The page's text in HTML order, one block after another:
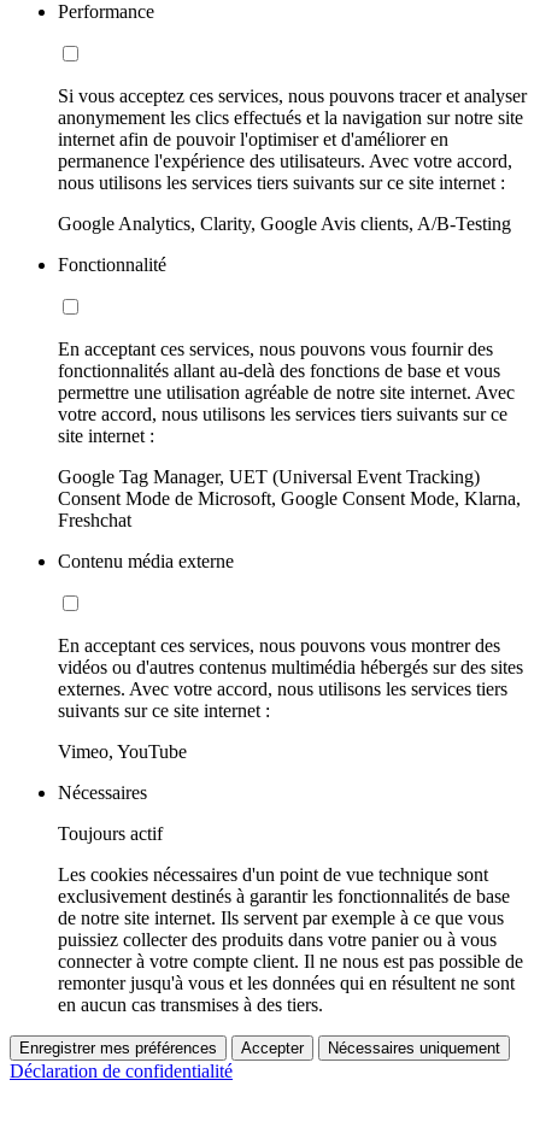
Performance
Si vous acceptez ces services, nous pouvons tracer et analyser
anonymement les clics effectués et la navigation sur notre site
internet afin de pouvoir l'optimiser et d'améliorer en
permanence l'expérience des utilisateurs. Avec votre accord,
nous utilisons les services tiers suivants sur ce site internet :
Google Analytics, Clarity, Google Avis clients, A/B-Testing
Fonctionnalité
En acceptant ces services, nous pouvons vous fournir des
fonctionnalités allant au-delà des fonctions de base et vous
permettre une utilisation agréable de notre site internet. Avec
votre accord, nous utilisons les services tiers suivants sur ce
site internet :
Google Tag Manager, UET (Universal Event Tracking)
Consent Mode de Microsoft, Google Consent Mode, Klarna,
Freshchat
Contenu média externe
En acceptant ces services, nous pouvons vous montrer des
vidéos ou d'autres contenus multimédia hébergés sur des sites
externes. Avec votre accord, nous utilisons les services tiers
suivants sur ce site internet :
Vimeo, YouTube
Nécessaires
Toujours actif
Les cookies nécessaires d'un point de vue technique sont
exclusivement destinés à garantir les fonctionnalités de base
de notre site internet. Ils servent par exemple à ce que vous
puissiez collecter des produits dans votre panier ou à vous
connecter à votre compte client. Il ne nous est pas possible de
remonter jusqu'à vous et les données qui en résultent ne sont
en aucun cas transmises à des tiers.
Enregistrer mes préférences Accepter Nécessaires uniquement
Déclaration de confidentialité